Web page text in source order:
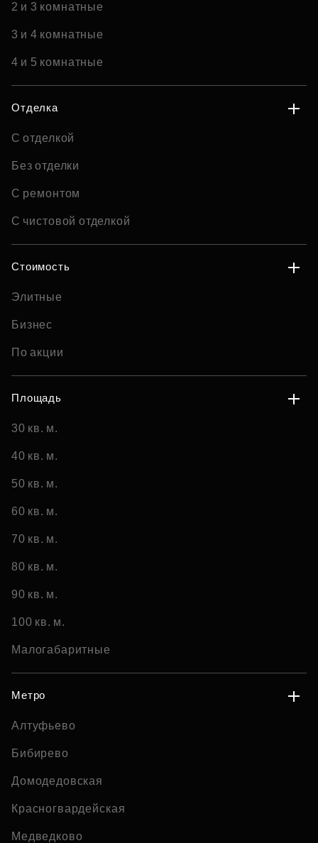
2 и 3 комнатные
3 и 4 комнатные
4 и 5 комнатные
Отделка
С отделкой
Без отделки
С ремонтом
С чистовой отделкой
Стоимость
Элитные
Бизнес
По акции
Площадь
30 кв. м.
40 кв. м.
50 кв. м.
60 кв. м.
70 кв. м.
80 кв. м.
90 кв. м.
100 кв. м.
Малогабаритные
Метро
Алтуфьево
Бибирево
Домодедовская
Красногвардейская
Медведково